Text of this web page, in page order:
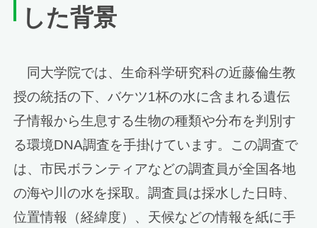
した背景
同大学院では、生命科学研究科の近藤倫生教
授の統括の下、バケツ1杯の水に含まれる遺伝
子情報から生息する生物の種類や分布を判別す
る環境DNA調査を手掛けています。この調査で
は、市民ボランティアなどの調査員が全国各地
の海や川の水を採取。調査員は採水した日時、
位置情報（経緯度）、天候などの情報を紙に手